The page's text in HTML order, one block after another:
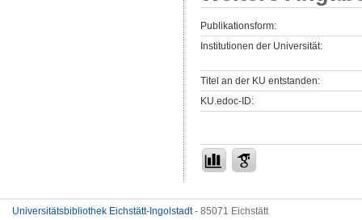
Publikationsform:
Institutionen der Universität:
Titel an der KU entstanden:
KU.edoc-ID:
Universitätsbibliothek Eichstätt-Ingolstadt- 85071 Eichstätt